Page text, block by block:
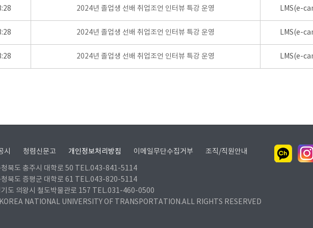
2024년 졸업생 선배 취업조언 인터뷰 특강 운영 LMS(e-
2024년 졸업생 선배 취업조언 인터뷰 특강 운영 LMS(e-
2024년 졸업생 선배 취업조언 인터뷰 특강 운영 LMS(e-
시 청렴신문고 개인정보처리방침 이메일무단수집거부 조직/직원안내
북도 충주시 대학로 50 TEL.043-841-5114
북도 증평군 대학로 61 TEL.043-820-5114
도 의왕시 철도박물관로 157 TEL.031-460-0500
NATIONAL UNIVERSITY OF TRANSPORTATION.ALL RIGHTS RESERVED